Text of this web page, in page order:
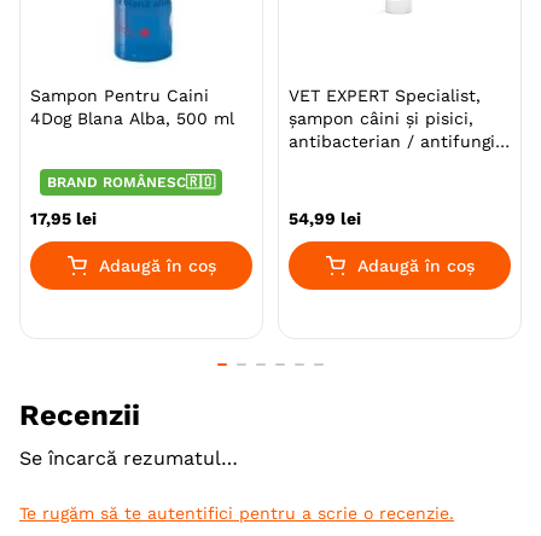
Sampon Pentru Caini
4Dog Blana Alba, 500 ml
BRAND ROMÂNESC🇷🇴
17,95 lei
Adaugă în coș
VET EXPERT Specialist,
șampon câini și pisici,
antibacterian / antifungic,
54,99 lei
Adaugă în coș
Recenzii
Se încarcă rezumatul…
Te rugăm să te autentifici pentru a scrie o recenzie.